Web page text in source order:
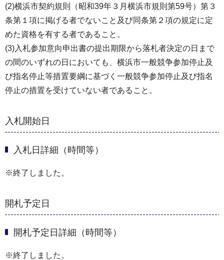
(2)横浜市契約規則（昭和39年３月横浜市規則第59号）第３
条第１項に掲げる者でないこと及び同条第２項の規定に定
めた資格を有する者であること。
(3)入札参加意向申出書の提出期限から落札者決定の日まで
の間のいずれの日においても、横浜市一般競争参加停止及
び指名停止等措置要綱に基づく一般競争参加停止及び指名
停止の措置を受けていない者であること。
入札開始日
入札日詳細（時間等）
※終了しました。
開札予定日
開札予定日詳細（時間等）
※終了しました。